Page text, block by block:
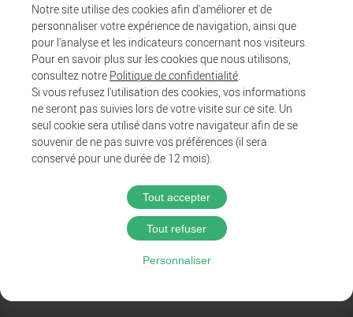
Notre site utilise des cookies afin d'améliorer et de
personnaliser votre expérience de navigation, ainsi que
pour l'analyse et les indicateurs concernant nos visiteurs.
Pour en savoir plus sur les cookies que nous utilisons,
consultez notre Politique de confidentialité
Si vous refusez l'utilisation des cookies, vos informations
ne seront pas suivies lors de votre visite sur ce site. Un
seul cookie sera utilisé dans votre navigateur afin de se
souvenir de ne pas suivre vos préférences (il sera
conservé pour une durée de 12 mois).
Tout accepter
Tout refuser
Personnaliser
Agglo
Entreprendre et collaborer
Au quotidien
@2025 Proximit Digital
Politique de confidentialité
Mentions légales